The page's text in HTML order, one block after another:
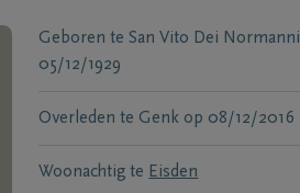
Geboren te San Vito Dei Normanni
05/12/1929
Overleden te Genk op 08/12/2016
Woonachtig te Eisden